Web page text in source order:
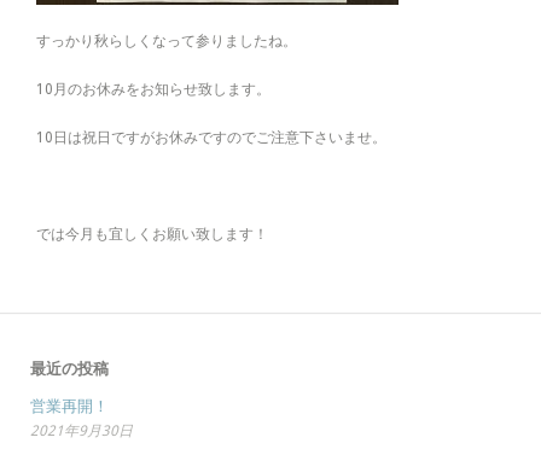
すっかり秋らしくなって参りましたね。
10月のお休みをお知らせ致します。
10日は祝日ですがお休みですのでご注意下さいませ。
では今月も宜しくお願い致します！
最近の投稿
営業再開！
2021年9月30日